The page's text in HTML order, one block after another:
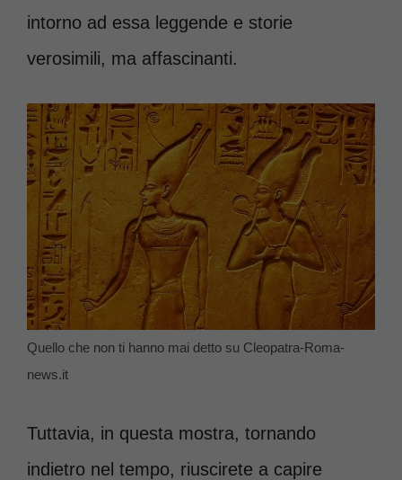
intorno ad essa leggende e storie
verosimili, ma affascinanti.
Quello che non ti hanno mai detto su Cleopatra-Roma-
news.it
Tuttavia, in questa mostra, tornando
indietro nel tempo, riuscirete a capire